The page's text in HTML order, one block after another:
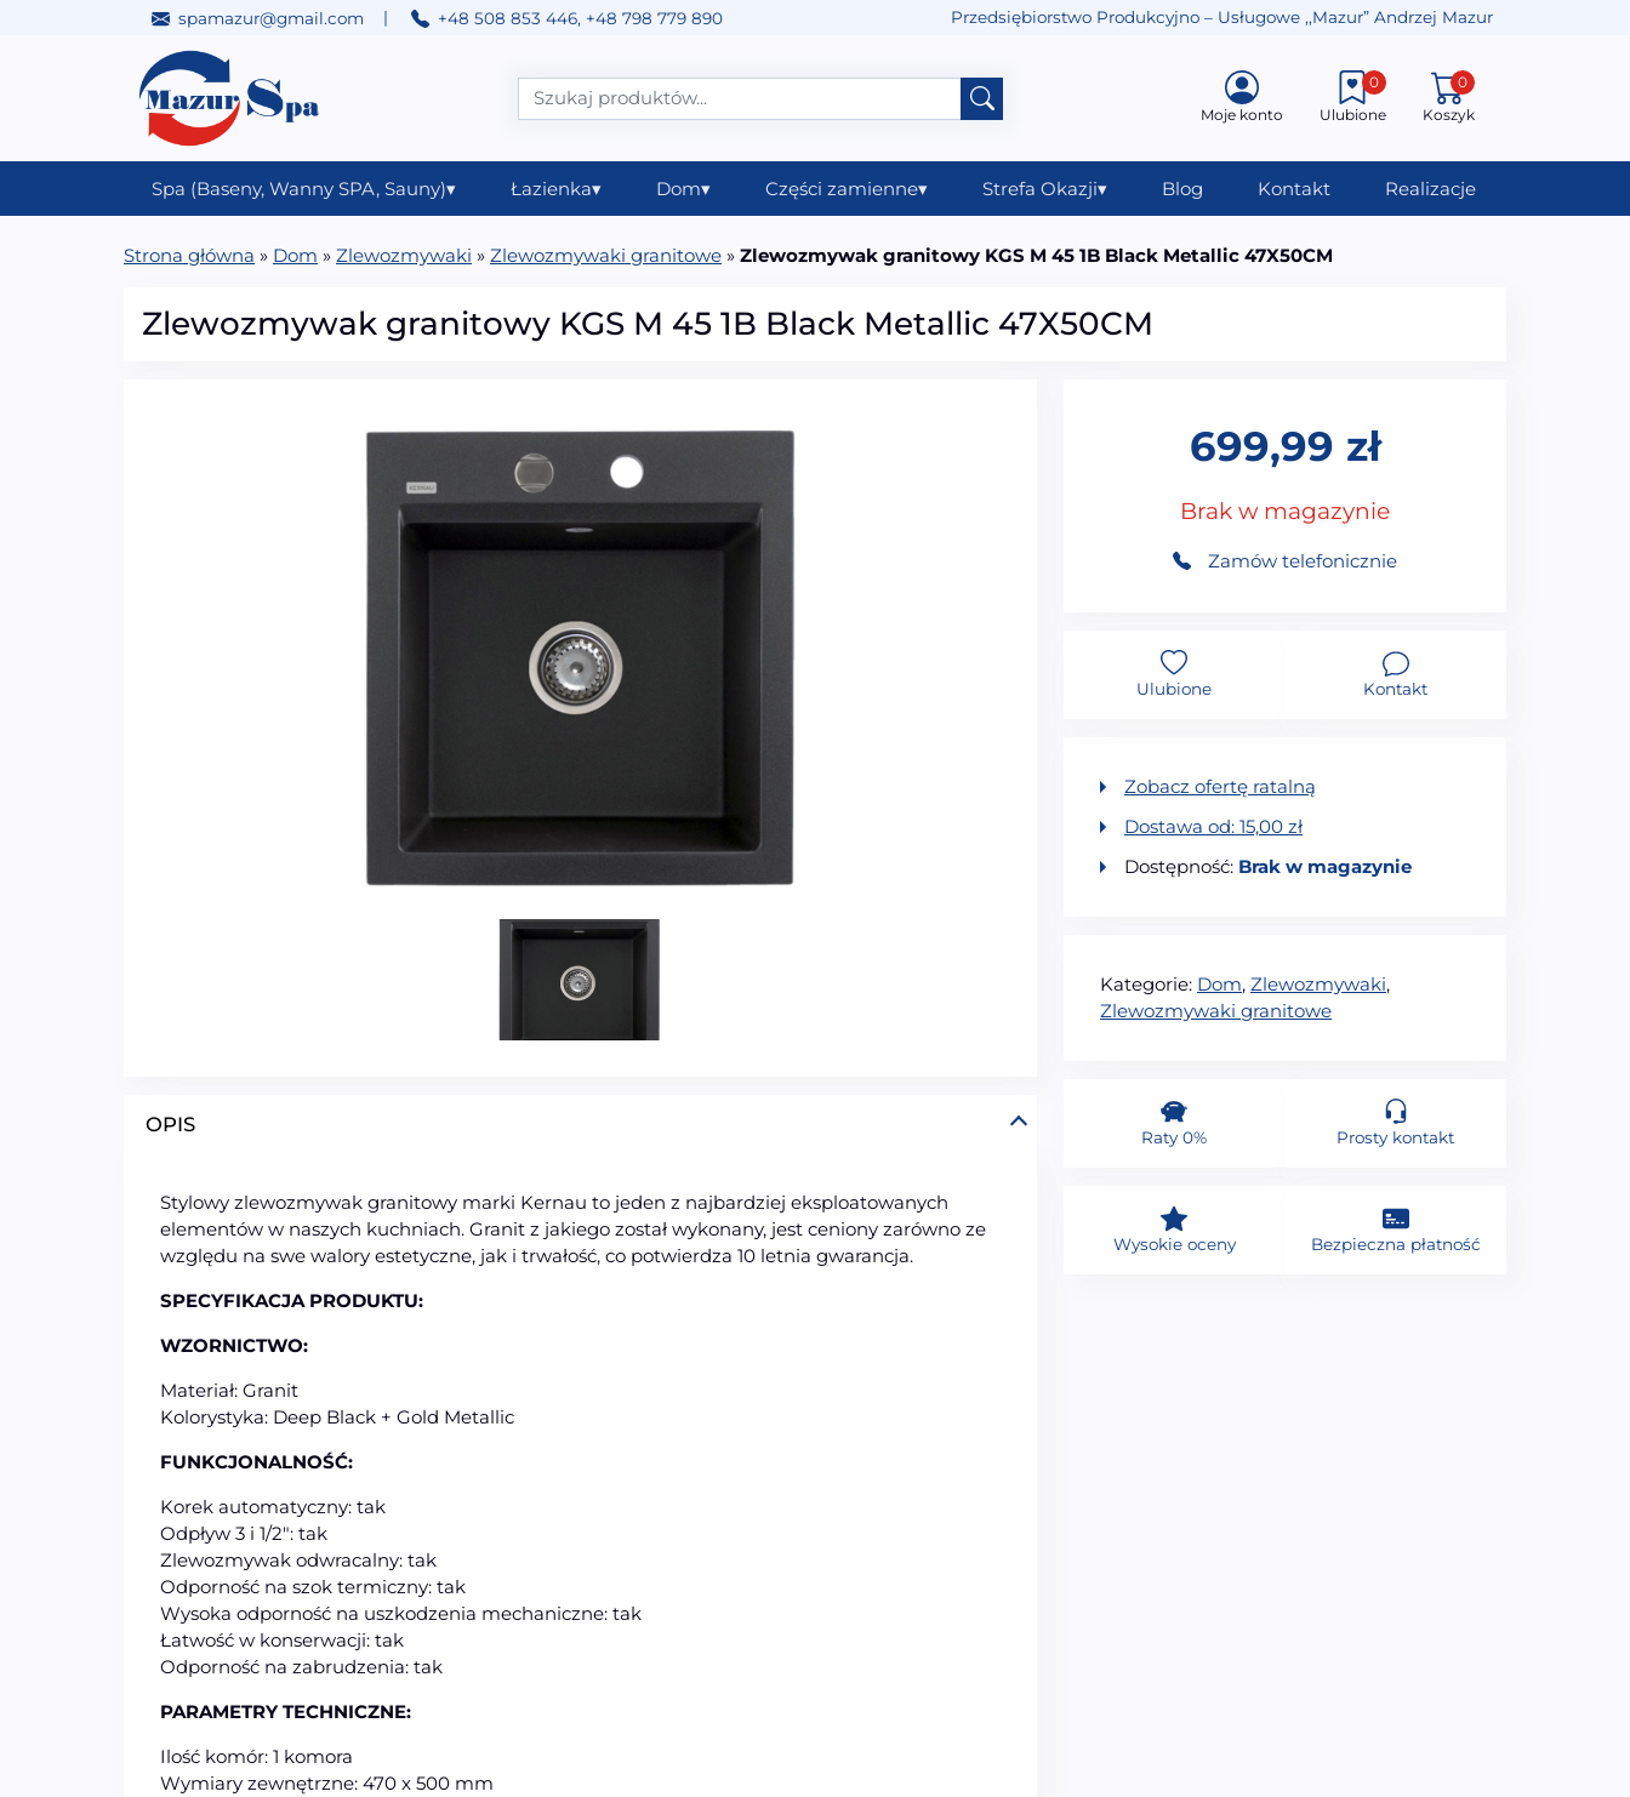
spamazur@gmail.com | +48 508 853 446, +48 798 779 890 Przedsiębiorstwo Produkcyjno – Usługowe ,,Mazur” Andrzej Mazur
Main Navigation Moje konto Ulubione
0
Koszyk
0
Spa (Baseny, Wanny SPA, Sauny)▾ Łazienka▾ Dom▾ Części zamienne▾ Strefa Okazji▾ Blog Kontakt Realizacje
Strona główna » Dom » Zlewozmywaki » Zlewozmywaki granitowe » Zlewozmywak granitowy KGS M 45 1B Black Metallic 47X50CM
Zlewozmywak granitowy KGS M 45 1B Black Metallic 47X50CM
OPIS
Stylowy zlewozmywak granitowy marki Kernau to jeden z najbardziej eksploatowanych
elementów w naszych kuchniach. Granit z jakiego został wykonany, jest ceniony zarówno ze
względu na swe walory estetyczne, jak i trwałość, co potwierdza 10 letnia gwarancja.
SPECYFIKACJA PRODUKTU:
WZORNICTWO:
Materiał: Granit
Kolorystyka: Deep Black + Gold Metallic
FUNKCJONALNOŚĆ:
Korek automatyczny: tak
Odpływ 3 i 1/2″: tak
Zlewozmywak odwracalny: tak
Odporność na szok termiczny: tak
Wysoka odporność na uszkodzenia mechaniczne: tak
Łatwość w konserwacji: tak
Odporność na zabrudzenia: tak
PARAMETRY TECHNICZNE:
Ilość komór: 1 komora
Wymiary zewnętrzne: 470 x 500 mm
699,99 zł
Brak w magazynie
Zamów telefonicznie
Ulubione Kontakt
Zobacz ofertę ratalną
Dostawa od: 15,00 zł
Dostępność: Brak w magazynie
Kategorie: Dom, Zlewozmywaki,
Zlewozmywaki granitowe
Raty 0% Prosty kontakt
Wysokie oceny Bezpieczna płatność